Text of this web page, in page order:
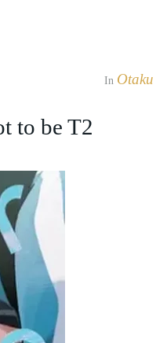
In Otaku
to be T2